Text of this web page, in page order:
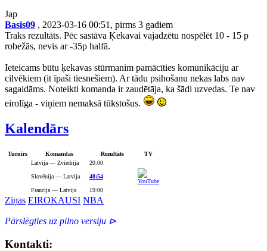
Jap
Basis09 , 2023-03-16 00:51, pirms 3 gadiem
Traks rezultāts. Pēc sastāva Ķekavai vajadzētu nospēlēt 10 - 15 p
robežās, nevis ar -35p halfā.
Ieteicams būtu ķekavas stūrmanim pamācīties komunikāciju ar
cilvēkiem (it īpaši tiesnešiem). Ar tādu psihošanu nekas labs nav
sagaidāms. Noteikti komanda ir zaudētāja, ka šādi uzvedas. Te nav
eirolīga - viņiem nemaksā tūkstošus.
Kalendārs
Turnīrs Komandas Rezultāts
TV
Latvija — Zviedrija
20:00
Slovēnija — Latvija 48:54
Francija — Latvija 19:00
Ziņas EIROKAUSI NBA
Pārslēgties uz pilno versiju ⊳
Kontakti: